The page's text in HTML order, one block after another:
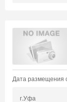
Дата размещения
г.Уфа